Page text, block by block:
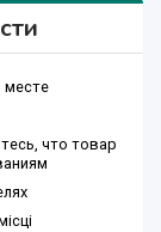
месте
что товар